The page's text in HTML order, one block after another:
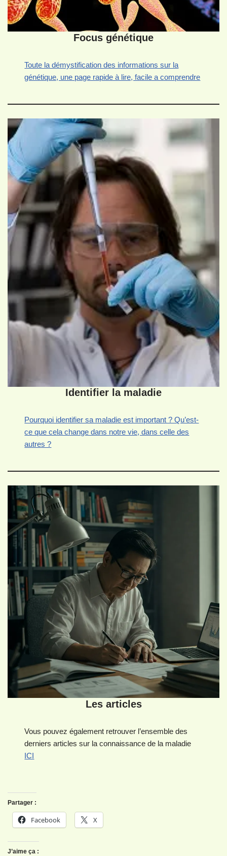
Focus génétique
Toute la démystification des informations sur la
génétique, une page rapide à lire, facile a comprendre
Identifier la maladie
Pourquoi identifier sa maladie est important ? Qu’est-
ce que cela change dans notre vie, dans celle des
autres ?
Les articles
Vous pouvez également retrouver l’ensemble des
derniers articles sur la connaissance de la maladie
ICI
Partager :
Facebook X
J’aime ça :